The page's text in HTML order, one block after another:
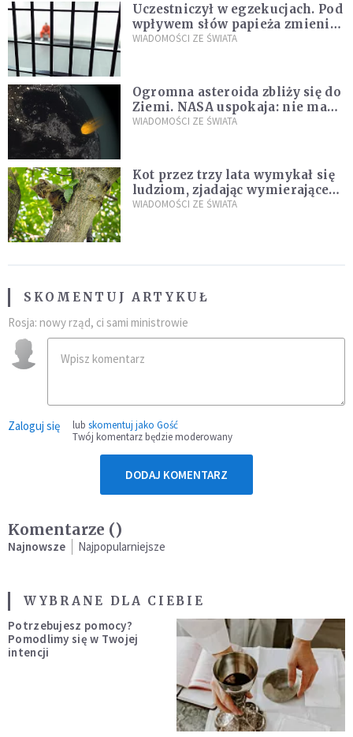
Uczestniczył w egzekucjach. Pod
wpływem słów papieża zmienił
zdanie
WIADOMOŚCI ZE ŚWIATA
Ogromna asteroida zbliży się do
Ziemi. NASA uspokaja: nie ma
zagrożenia
WIADOMOŚCI ZE ŚWIATA
Kot przez trzy lata wymykał się
ludziom, zjadając wymierające
kaczki. W końcu popełnił
WIADOMOŚCI ZE ŚWIATA
SKOMENTUJ ARTYKUŁ
Rosja: nowy rząd, ci sami ministrowie
Zaloguj się lub skomentuj jako Gość
Twój komentarz będzie moderowany
DODAJ KOMENTARZ
Komentarze ()
Najnowsze Najpopularniejsze
WYBRANE DLA CIEBIE
Potrzebujesz pomocy?
Pomodlimy się w Twojej
intencji